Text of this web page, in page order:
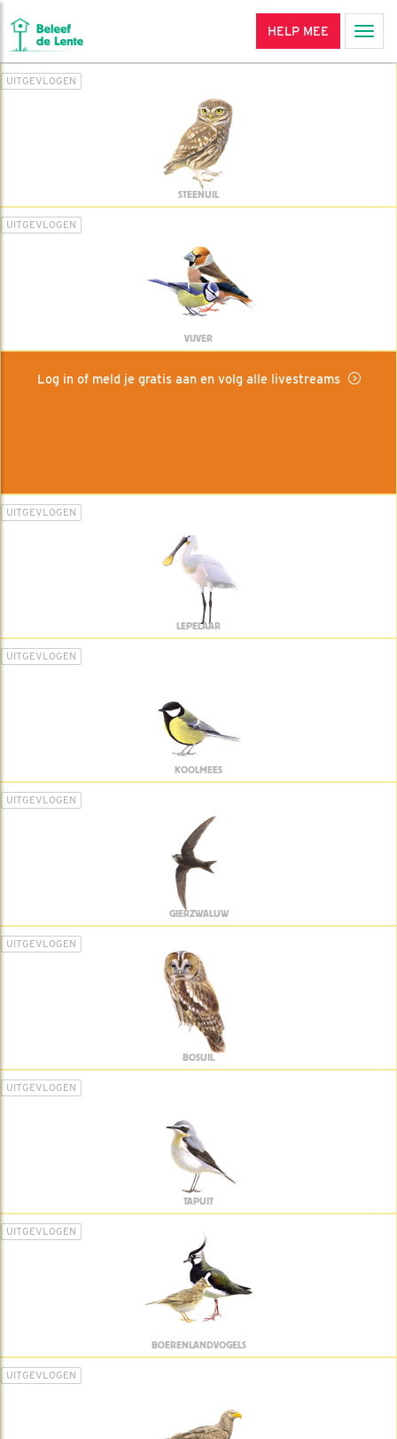
HELP MEE
UITGEVLOGEN
STEENUIL
UITGEVLOGEN
VIJVER
Log in of meld je gratis aan en volg alle livestreams
UITGEVLOGEN
LEPELAAR
UITGEVLOGEN
KOOLMEES
UITGEVLOGEN
GIERZWALUW
UITGEVLOGEN
BOSUIL
UITGEVLOGEN
TAPUIT
UITGEVLOGEN
BOERENLANDVOGELS
UITGEVLOGEN